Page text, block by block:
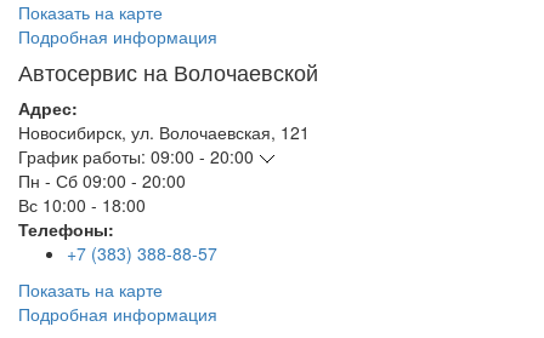
Показать на карте
Подробная информация
Автосервис на Волочаевской
Адрес:
Новосибирск, ул. Волочаевская, 121
График работы: 09:00 - 20:00
Пн - Сб 09:00 - 20:00
Вс 10:00 - 18:00
Телефоны:
+7 (383) 388-88-57
Показать на карте
Подробная информация